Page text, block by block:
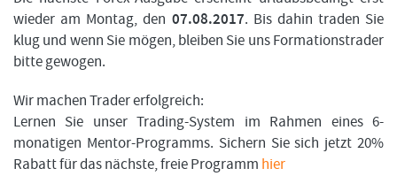
wieder am Montag, den 07.08.2017. Bis dahin traden Sie
klug und wenn Sie mögen, bleiben Sie uns Formationstrader
bitte gewogen.
Wir machen Trader erfolgreich:
Lernen Sie unser Trading-System im Rahmen eines 6-
monatigen Mentor-Programms. Sichern Sie sich jetzt 20%
Rabatt für das nächste, freie Programm hier